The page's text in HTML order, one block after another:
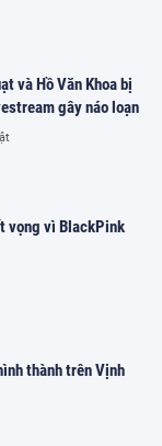
và Hồ Văn Khoa bị
gây náo loạn
vọng vì BlackPink
thành trên Vịnh